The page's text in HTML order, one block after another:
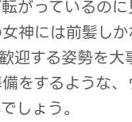
がっているの
神には前髪し
迎する姿勢を大
をするような
しょう。